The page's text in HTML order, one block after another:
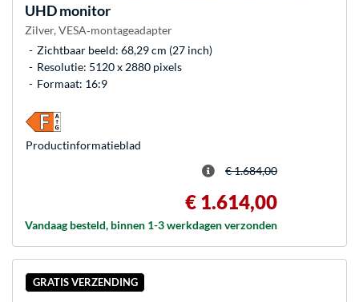
UHD monitor
Zilver, VESA‑montageadapter
Zichtbaar beeld: 68,29 cm (27 inch)
Resolutie: 5120 x 2880 pixels
Formaat: 16:9
€ 1.684,00
€ 1.614,00
Vandaag besteld, binnen 1-3 werkdagen verzonden
Product­informatieblad
GRATIS VERZENDING